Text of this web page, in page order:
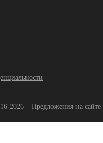
2026
| Предложения на